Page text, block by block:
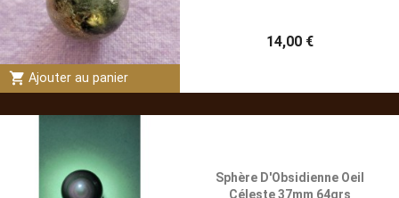
shopping_cart Ajouter au panier
14,00 €
Sphère D'Obsidienne Oeil
Céleste 37mm 64grs